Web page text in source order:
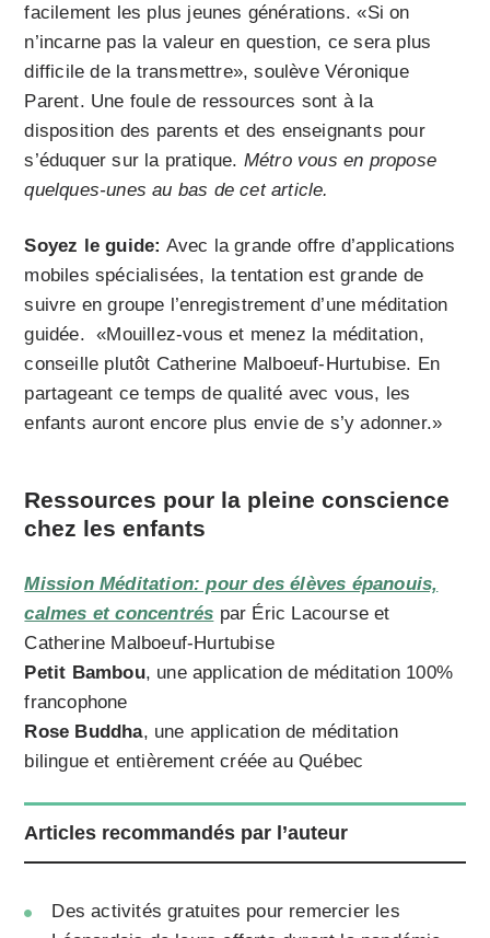
facilement les plus jeunes générations. «Si on
n’incarne pas la valeur en question, ce sera plus
difficile de la transmettre», soulève Véronique
Parent. Une foule de ressources sont à la
disposition des parents et des enseignants pour
s’éduquer sur la pratique. Métro vous en propose
quelques-unes au bas de cet article.
Soyez le guide: Avec la grande offre d’applications
mobiles spécialisées, la tentation est grande de
suivre en groupe l’enregistrement d’une méditation
guidée. «Mouillez-vous et menez la méditation,
conseille plutôt Catherine Malboeuf-Hurtubise. En
partageant ce temps de qualité avec vous, les
enfants auront encore plus envie de s’y adonner.»
Ressources pour la pleine conscience
chez les enfants
Mission Méditation: pour des élèves épanouis,
calmes et concentrés par Éric Lacourse et
Catherine Malboeuf-Hurtubise
Petit Bambou, une application de méditation 100%
francophone
Rose Buddha, une application de méditation
bilingue et entièrement créée au Québec
Articles recommandés par l’auteur
Des activités gratuites pour remercier les